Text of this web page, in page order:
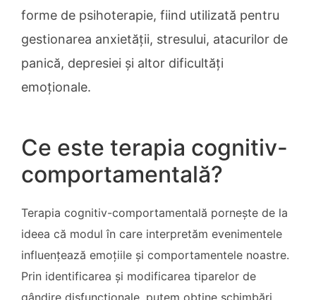
forme de psihoterapie, fiind utilizată pentru
gestionarea anxietății, stresului, atacurilor de
panică, depresiei și altor dificultăți
emoționale.
Ce este terapia cognitiv-
comportamentală?
Terapia cognitiv-comportamentală pornește de la
ideea că modul în care interpretăm evenimentele
influențează emoțiile și comportamentele noastre.
Prin identificarea și modificarea tiparelor de
gândire disfuncționale, putem obține schimbări